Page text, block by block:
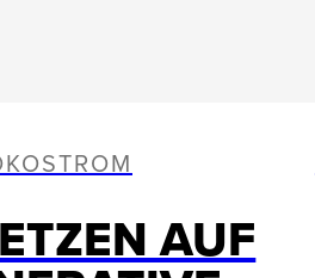
AUF